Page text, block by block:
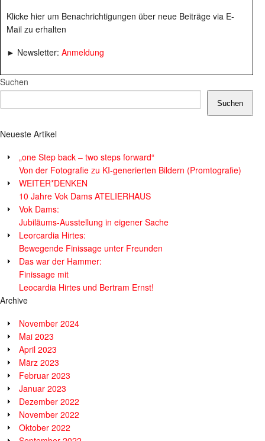
Klicke hier um Benachrichtigungen über neue Beiträge via E-
Mail zu erhalten
► Newsletter: Anmeldung
Suchen
Suchen
Neueste Artikel
„one Step back – two steps forward“
Von der Fotografie zu KI-generierten Bildern (Promtografie)
WEITER*DENKEN
10 Jahre Vok Dams ATELIERHAUS
Vok Dams:
Jubiläums-Ausstellung in eigener Sache
Leorcardia Hirtes:
Bewegende Finissage unter Freunden
Das war der Hammer:
Finissage mit
Leocardia Hirtes und Bertram Ernst!
Archive
November 2024
Mai 2023
April 2023
März 2023
Februar 2023
Januar 2023
Dezember 2022
November 2022
Oktober 2022